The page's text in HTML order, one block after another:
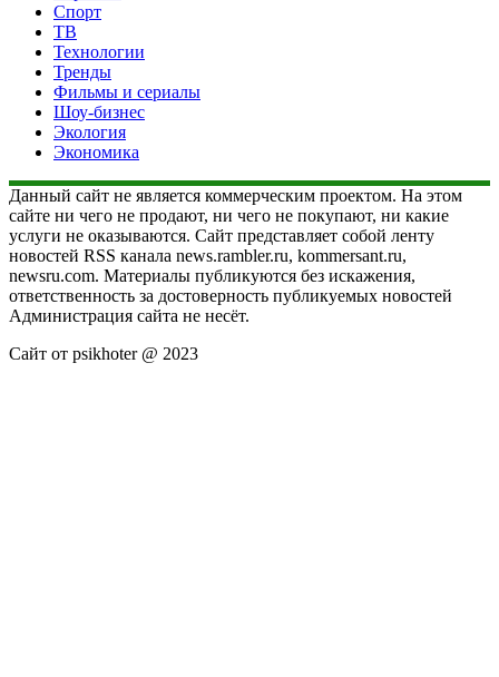
Спорт
ТВ
Технологии
Тренды
Фильмы и сериалы
Шоу-бизнес
Экология
Экономика
Данный сайт не является коммерческим проектом. На этом
сайте ни чего не продают, ни чего не покупают, ни какие
услуги не оказываются. Сайт представляет собой ленту
новостей RSS канала news.rambler.ru, kommersant.ru,
newsru.com. Материалы публикуются без искажения,
ответственность за достоверность публикуемых новостей
Администрация сайта не несёт.
Сайт от psikhoter @ 2023